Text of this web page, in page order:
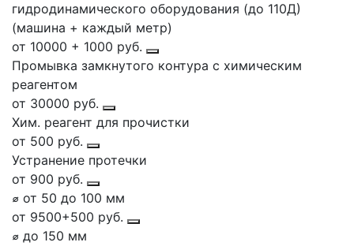
гидродинамического оборудования (до 110Д)
(машина + каждый метр)
от 10000 + 1000 руб.
Промывка замкнутого контура с химическим
реагентом
от 30000 руб.
Хим. реагент для прочистки
от 500 руб.
Устранение протечки
от 900 руб.
⌀ от 50 до 100 мм
от 9500+500 руб.
⌀ до 150 мм